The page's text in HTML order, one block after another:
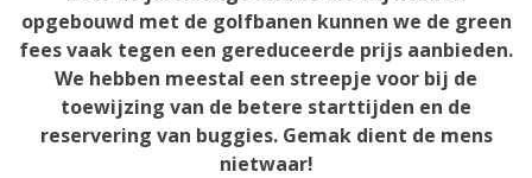
opgebouwd met de golfbanen kunnen we de green
fees vaak tegen een gereduceerde prijs aanbieden.
We hebben meestal een streepje voor bij de
toewijzing van de betere starttijden en de
reservering van buggies. Gemak dient de mens
nietwaar!